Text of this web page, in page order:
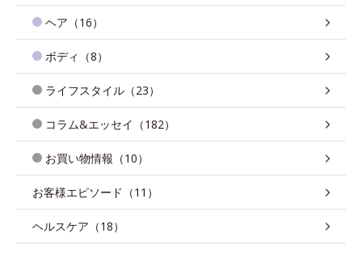
ヘア（16）
ボディ（8）
ライフスタイル（23）
コラム&エッセイ（182）
お買い物情報（10）
お客様エピソード（11）
ヘルスケア（18）